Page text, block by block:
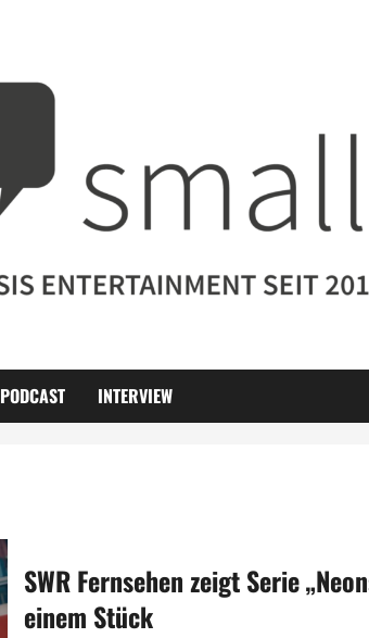
PODCAST INTERVIEW
SWR Fernsehen zeigt Serie
einem Stück